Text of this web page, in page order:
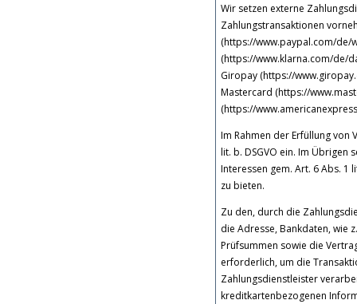
Wir setzen externe
Zahlungstransaktionen
(https://www.paypal.com/de/
(https://www.klarna.com/de/
Giropay (https://
Mastercard (https://
(https://
Im Rahmen der Erfüllung von
lit. b. DSGVO ein. Im
Interessen gem. Art. 6 Abs. 1
zu bieten.
Zu den, durch die
die Adresse, Bankdaten, wie
Prüfsummen sowie die
erforderlich, um die
Zahlungsdienstleister
kreditkartenbezogenen